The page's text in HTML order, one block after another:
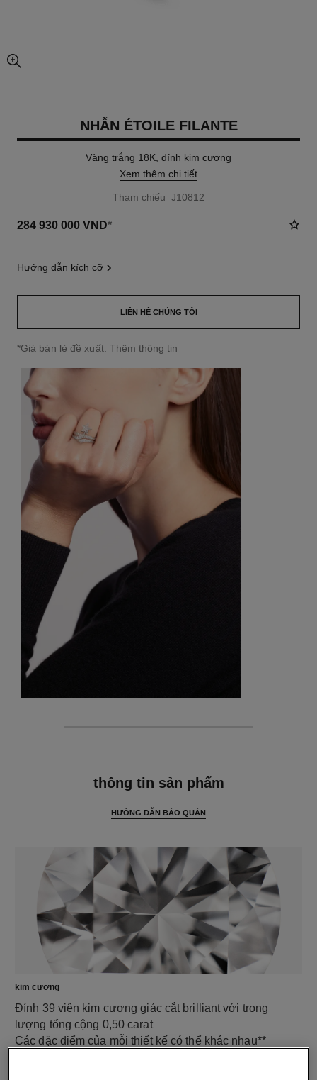
chế độ xem hình ảnh mở rộng
NHẪN ÉTOILE FILANTE
Vàng trắng 18K, đính kim cương
Xem thêm chi tiết
Tham chiếu J10812
284 930 000 VND*
hướng dẫn kích cỡ
LIÊN HỆ CHÚNG TÔI
↩
*Giá bán lẻ đề xuất. Thêm thông tin
thông tin sản phẩm
HƯỚNG DẪN BẢO QUẢN
kim cương
Đính 39 viên kim cương giác cắt brilliant với trọng
lượng tổng cộng 0,50 carat
Các đặc điểm của mỗi thiết kế có thể khác nhau**